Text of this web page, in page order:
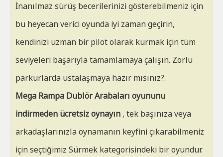
İnanılmaz sürüş becerilerinizi gösterebilmeniz için
bu heyecan verici oyunda iyi zaman geçirin,
kendinizi uzman bir pilot olarak kurmak için tüm
seviyeleri başarıyla tamamlamaya çalışın. Zorlu
parkurlarda ustalaşmaya hazır mısınız?.
Mega Rampa Dublör Arabaları oyununu
indirmeden ücretsiz oynayın , tek başınıza veya
arkadaşlarınızla oynamanın keyfini çıkarabilmeniz
için seçtiğimiz Sürmek kategorisindeki bir oyundur.